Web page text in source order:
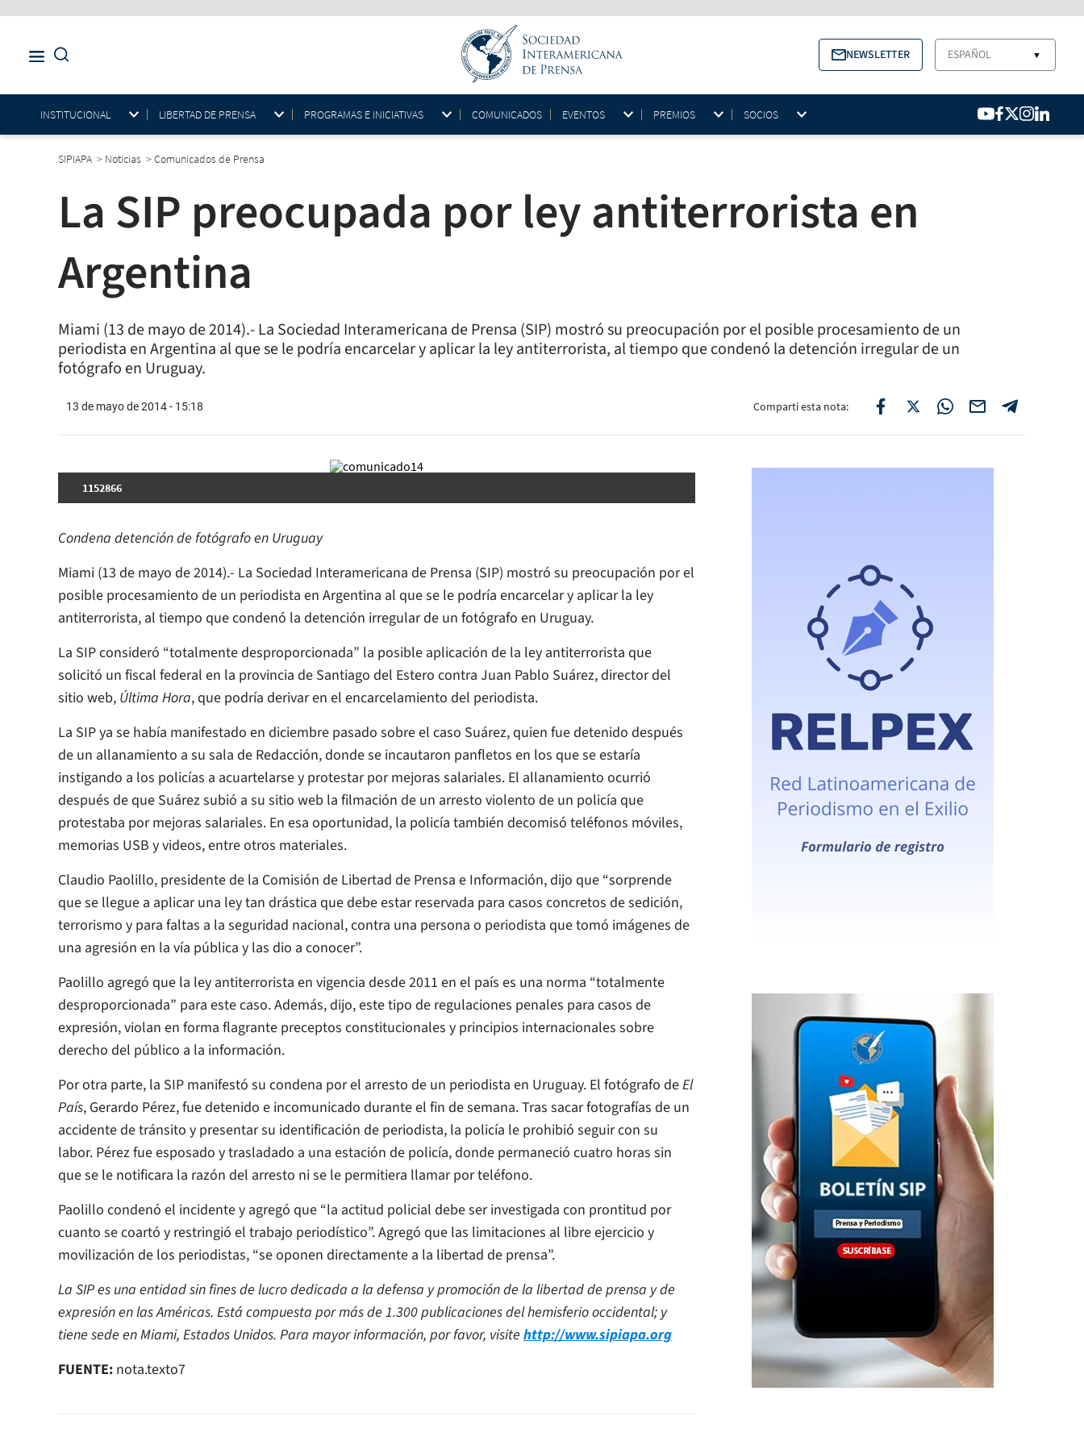
NEWSLETTER ESPAÑOL ▼
INSTITUCIONAL LIBERTAD DE PRENSA PROGRAMAS E INICIATIVAS COMUNICADOS EVENTOS PREMIOS SOCIOS
SIPIAPA > Noticias >Comunicados de Prensa
La SIP preocupada por ley antiterrorista en
Argentina
Miami (13 de mayo de 2014).- La Sociedad Interamericana de Prensa (SIP) mostró su preocupación por el posible procesamiento de un
periodista en Argentina al que se le podría encarcelar y aplicar la ley antiterrorista, al tiempo que condenó la detención irregular de un
fotógrafo en Uruguay.
13 de mayo de 2014 - 15:18 Compartí esta nota:
1152866
Condena detención de fotógrafo en Uruguay
Miami (13 de mayo de 2014).- La Sociedad Interamericana de Prensa (SIP) mostró su preocupación por el
posible procesamiento de un periodista en Argentina al que se le podría encarcelar y aplicar la ley
antiterrorista, al tiempo que condenó la detención irregular de un fotógrafo en Uruguay.
La SIP consideró “totalmente desproporcionada” la posible aplicación de la ley antiterrorista que
solicitó un fiscal federal en la provincia de Santiago del Estero contra Juan Pablo Suárez, director del
sitio web, Última Hora, que podría derivar en el encarcelamiento del periodista.
La SIP ya se había manifestado en diciembre pasado sobre el caso Suárez, quien fue detenido después
de un allanamiento a su sala de Redacción, donde se incautaron panfletos en los que se estaría
instigando a los policías a acuartelarse y protestar por mejoras salariales. El allanamiento ocurrió
después de que Suárez subió a su sitio web la filmación de un arresto violento de un policía que
protestaba por mejoras salariales. En esa oportunidad, la policía también decomisó teléfonos móviles,
memorias USB y videos, entre otros materiales.
Claudio Paolillo, presidente de la Comisión de Libertad de Prensa e Información, dijo que “sorprende
que se llegue a aplicar una ley tan drástica que debe estar reservada para casos concretos de sedición,
terrorismo y para faltas a la seguridad nacional, contra una persona o periodista que tomó imágenes de
una agresión en la vía pública y las dio a conocer”.
Paolillo agregó que la ley antiterrorista en vigencia desde 2011 en el país es una norma “totalmente
desproporcionada” para este caso. Además, dijo, este tipo de regulaciones penales para casos de
expresión, violan en forma flagrante preceptos constitucionales y principios internacionales sobre
derecho del público a la información.
Por otra parte, la SIP manifestó su condena por el arresto de un periodista en Uruguay. El fotógrafo deEl
País, Gerardo Pérez, fue detenido e incomunicado durante el fin de semana. Tras sacar fotografías de un
accidente de tránsito y presentar su identificación de periodista, la policía le prohibió seguir con su
labor. Pérez fue esposado y trasladado a una estación de policía, donde permaneció cuatro horas sin
que se le notificara la razón del arresto ni se le permitiera llamar por teléfono.
Paolillo condenó el incidente y agregó que “la actitud policial debe ser investigada con prontitud por
cuanto se coartó y restringió el trabajo periodístico”. Agregó que las limitaciones al libre ejercicio y
movilización de los periodistas, “se oponen directamente a la libertad de prensa”.
La SIP es una entidad sin fines de lucro dedicada a la defensa y promoción de la libertad de prensa y de
expresión en las Américas. Está compuesta por más de 1.300 publicaciones del hemisferio occidental; y
tiene sede en Miami, Estados Unidos. Para mayor información, por favor, visite http://www.sipiapa.org
FUENTE: nota.texto7